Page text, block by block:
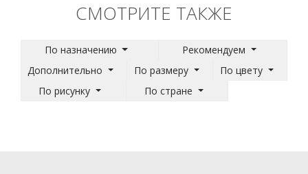
СМОТРИТЕ ТАКЖЕ
По назначению
Рекомендуем
Дополнительно
По размеру
По цвету
По рисунку
По стране